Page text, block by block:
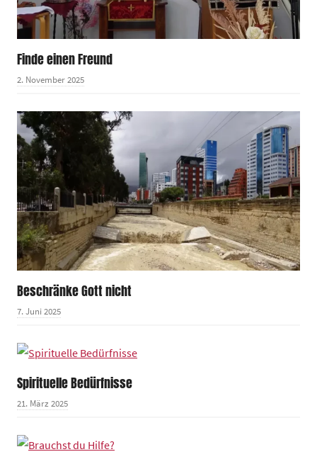
Finde einen Freund
2. November 2025
Beschränke Gott nicht
7. Juni 2025
Spirituelle Bedürfnisse
21. März 2025